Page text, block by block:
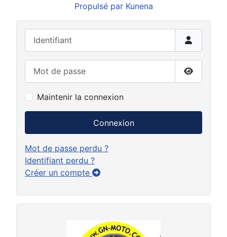
Propulsé par Kunena
Afficher
Maintenir la connexion
Connexion
Mot de passe perdu ?
Identifiant perdu ?
Créer un compte